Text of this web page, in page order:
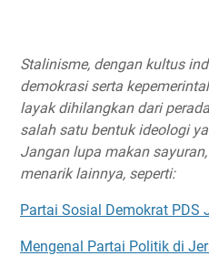
Stalinisme, dengan kultus
demokrasi serta
layak dihilangkan dari
salah satu bentuk ideologi
Jangan lupa makan
menarik lainnya, seperti:
Partai Sosial Demokrat PDS
Mengenal Partai Politik di